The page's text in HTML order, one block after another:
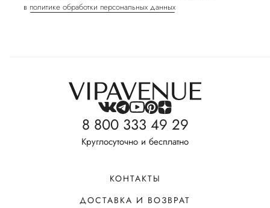
в политике обработки персональных данных
8 800 333 49 29
Круглосуточно и бесплатно
КОНТАКТЫ
ДОСТАВКА И ВОЗВРАТ